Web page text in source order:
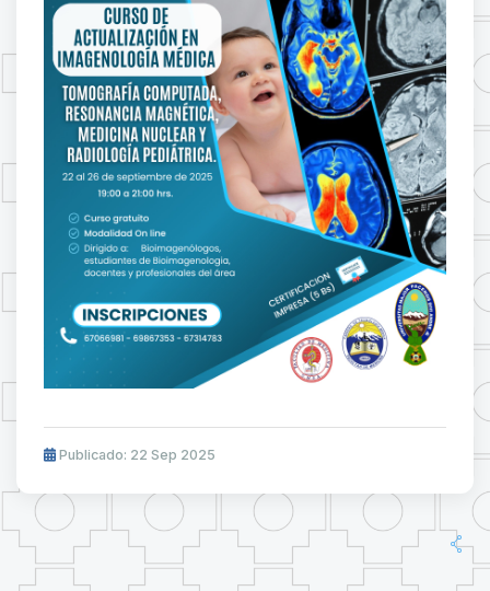
Publicado: 22 Sep 2025